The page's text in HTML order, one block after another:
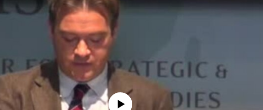
No media source currently available